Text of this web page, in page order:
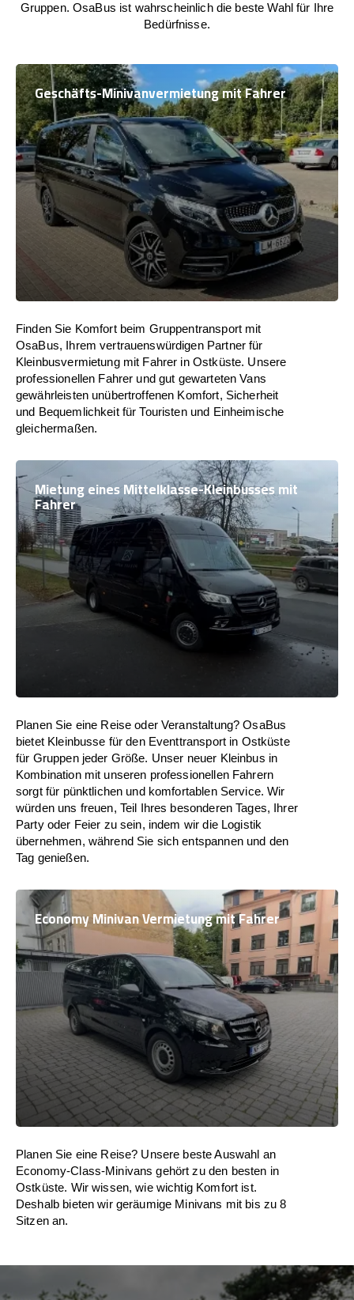
Gruppen. OsaBus ist wahrscheinlich die beste Wahl für Ihre
Bedürfnisse.
Geschäfts-Minivanvermietung mit Fahrer
Finden Sie Komfort beim Gruppentransport mit
OsaBus, Ihrem vertrauenswürdigen Partner für
Kleinbusvermietung mit Fahrer in Ostküste. Unsere
professionellen Fahrer und gut gewarteten Vans
gewährleisten unübertroffenen Komfort, Sicherheit
und Bequemlichkeit für Touristen und Einheimische
gleichermaßen.
Mietung eines Mittelklasse-Kleinbusses mit
Fahrer
Planen Sie eine Reise oder Veranstaltung? OsaBus
bietet Kleinbusse für den Eventtransport in Ostküste
für Gruppen jeder Größe. Unser neuer Kleinbus in
Kombination mit unseren professionellen Fahrern
sorgt für pünktlichen und komfortablen Service. Wir
würden uns freuen, Teil Ihres besonderen Tages, Ihrer
Party oder Feier zu sein, indem wir die Logistik
übernehmen, während Sie sich entspannen und den
Tag genießen.
Economy Minivan Vermietung mit Fahrer
Planen Sie eine Reise? Unsere beste Auswahl an
Economy-Class-Minivans gehört zu den besten in
Ostküste. Wir wissen, wie wichtig Komfort ist.
Deshalb bieten wir geräumige Minivans mit bis zu 8
Sitzen an.